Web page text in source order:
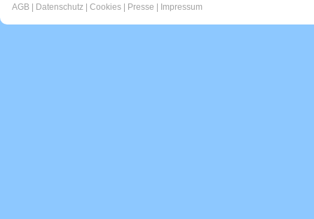
AGB Datenschutz Cookies Presse Impressum